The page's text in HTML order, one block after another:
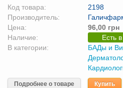
Код товара:
2198
Производитель:
Цена:
96,00 грн
Наличие:
Есть
В категории:
БАДы и
Подробнее о товаре Купить